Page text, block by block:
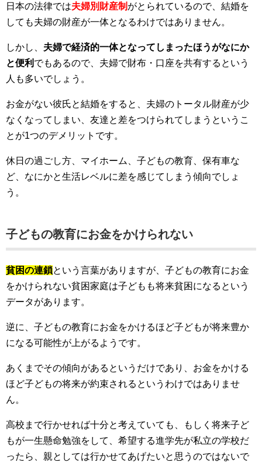
日本の法律では夫婦別財産制 がとられているので、結婚を
しても夫婦の財産が一体となるわけではありません。
しかし、 夫婦で経済的一体となってしまったほうがなにか
と便利 でもあるので、夫婦で財布・口座を共有するという
人も多いでしょう。
お金がない彼氏と結婚をすると、夫婦のトータル財産が少
なくなってしまい、友達と差をつけられてしまうというこ
とが1つのデメリットです。
休日の過ごし方、マイホーム、子どもの教育、保有車な
ど、なにかと生活レベルに差を感じてしまう傾向でしょ
う。
子どもの教育にお金をかけられない
貧困の連鎖という言葉がありますが、子どもの教育にお金
をかけられない貧困家庭は子どもも将来貧困になるという
データがあります。
逆に、子どもの教育にお金をかけるほど子どもが将来豊か
になる可能性が上がるようです。
あくまでその傾向があるというだけであり、お金をかける
ほど子どもの将来が約束されるというわけではありませ
ん。
高校まで行かせれば十分と考えていても、もしく将来子ど
もが一生懸命勉強をして、希望する進学先が私立の学校だ
ったら、親としては行かせてあげたいと思うのではないで